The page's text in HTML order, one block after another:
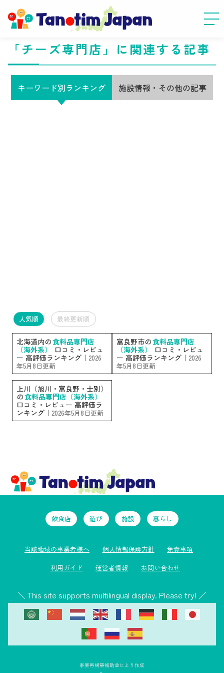
「チーズ専門店」に関連する記事
キーワード別ランキング 施設情報・その他の記事
人気順 最終更新順
北海道内の食料品専門店
（海外系）
口コミ・レビュ
ー 高評価ランキング｜ 2026
年5月8日更新
富良野市の食料品専門店
（海外系）
口コミ・レビュ
ー 高評価ランキング｜ 2026
年5月8日更新
上川（旭川・富良野・士別）
の食料品専門店（海外系）
口コミ・レビュー 高評価ラ
ンキング｜ 2026年5月8日更新
飲食店 遊び 施設 暮らし
当該地域の事業者様へ 個人情報保護方針
免責事項
利用ガイド
運営者情報 お問い合わせ
＼ This site supports multilingual display. Please try! ／
事業再構築補助金により作成